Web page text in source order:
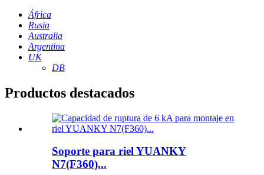
África
Rusia
Australia
Argentina
UK
DB
Productos destacados
Soporte para riel YUANKY
N7(F360)...